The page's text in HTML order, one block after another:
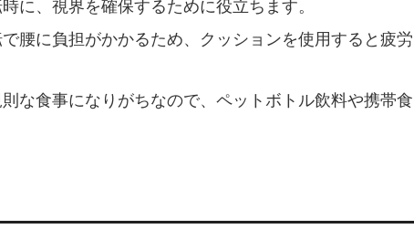
に、視界を確保するために役立ちます。
で腰に負担がかかるため、クッションを使用すると疲労
な食事になりがちなので、ペットボトル飲料や携帯食